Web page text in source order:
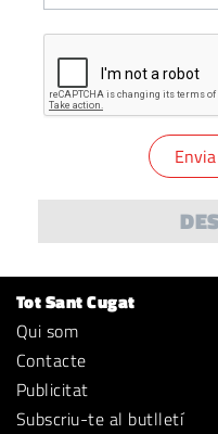
Tot Sant Cugat
Qui som
Contacte
Publicitat
Subscriu-te al butlletí